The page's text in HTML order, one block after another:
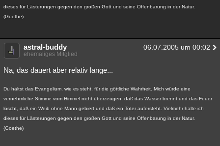
dieses für Lästerungen gegen den großen Gott und seine Offenbarung in der Natur.
(Goethe)
astral-buddy 06.07.2005 um 00:02
ehemaliges Mitglied
Na, das dauert aber relativ lange...
Du hältst das Evangelium, wie es steht, für die göttliche Wahrheit. Mich würde eine
vernehmliche Stimme vom Himmel nicht überzeugen, daß das Wasser brennt und das Feuer
löscht, daß ein Weib ohne Mann gebiert und daß ein Toter aufersteht. Vielmehr halte ich
dieses für Lästerungen gegen den großen Gott und seine Offenbarung in der Natur.
(Goethe)